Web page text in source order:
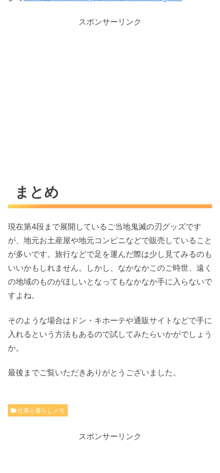
スポンサーリンク
まとめ
現在第4段まで展開しているご当地鬼滅の刃グッズです
が、地元お土産屋や地元コンビニなどで販売していること
が多いです。旅行などで足を運んだ際は少し見てみるのも
いいかもしれません。しかし、なかなかこのご時世、遠く
の地域のものがほしいとなってもなかなか手に入らないで
すよね。
そのような場合はドン・キホーテや通販サイトなどで手に
入れるという方法もあるので試してみたらいかがでしょう
か。
最後までご覧いただきありがとうございました。
仕事と暮らしメモ
スポンサーリンク